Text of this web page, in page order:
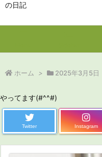
の日記
ホーム > 2025年3月5日
やってます(#^^#)
Twitter Instagram